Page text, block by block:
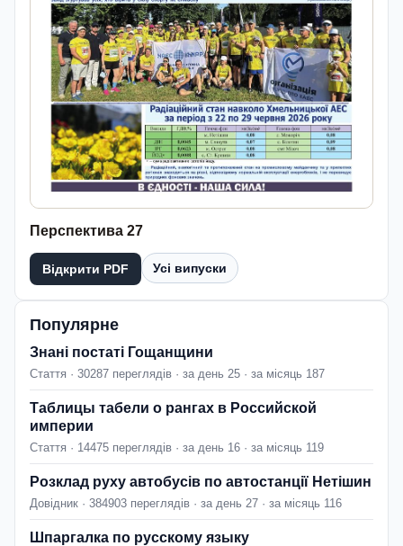
Перспектива 27
Відкрити PDF Усі випуски
Популярне
Знані постаті Гощанщини
Стаття · 30287 переглядів · за день 25 · за місяць 187
Таблицы табели о рангах в Российской
империи
Стаття · 14475 переглядів · за день 16 · за місяць 119
Розклад руху автобусів по автостанції Нетішин
Довідник · 384903 переглядів · за день 27 · за місяць 116
Шпаргалка по русскому языку